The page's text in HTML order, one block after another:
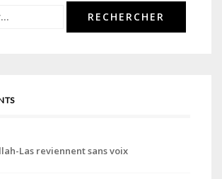
Las reviennent sans voix